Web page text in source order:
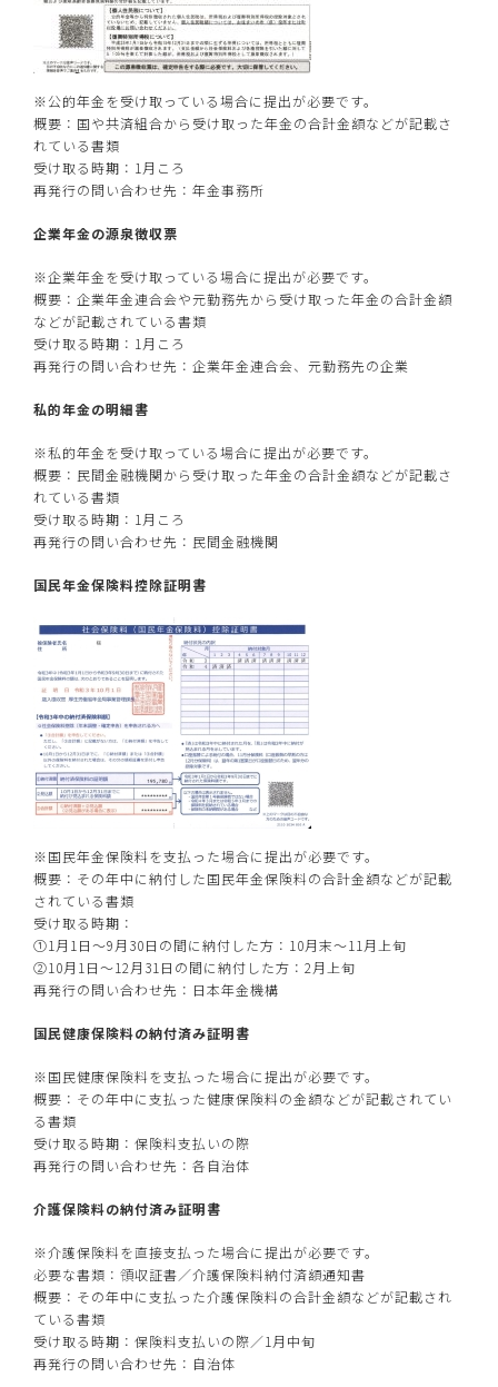
※公的年金を受け取っている場合に提出が必要です。
概要：国や共済組合から受け取った年金の合計金額などが記載さ
れている書類
受け取る時期：1月ころ
再発行の問い合わせ先：年金事務所
企業年金の源泉徴収票
※企業年金を受け取っている場合に提出が必要です。
概要：企業年金連合会や元勤務先から受け取った年金の合計金額
などが記載されている書類
受け取る時期：1月ころ
再発行の問い合わせ先：企業年金連合会、元勤務先の企業
私的年金の明細書
※私的年金を受け取っている場合に提出が必要です。
概要：民間金融機関から受け取った年金の合計金額などが記載さ
れている書類
受け取る時期：1月ころ
再発行の問い合わせ先：民間金融機関
国民年金保険料控除証明書
※国民年金保険料を支払った場合に提出が必要です。
概要：その年中に納付した国民年金保険料の合計金額などが記載
されている書類
受け取る時期：
①1月1日～9月30日の間に納付した方：10月末～11月上旬
②10月1日～12月31日の間に納付した方：2月上旬
再発行の問い合わせ先：日本年金機構
国民健康保険料の納付済み証明書
※国民健康保険料を支払った場合に提出が必要です。
概要：その年中に支払った健康保険料の金額などが記載されてい
る書類
受け取る時期：保険料支払いの際
再発行の問い合わせ先：各自治体
介護保険料の納付済み証明書
※介護保険料を直接支払った場合に提出が必要です。
必要な書類：領収証書／介護保険料納付済額通知書
概要：その年中に支払った介護保険料の合計金額などが記載され
ている書類
受け取る時期：保険料支払いの際／1月中旬
再発行の問い合わせ先：自治体